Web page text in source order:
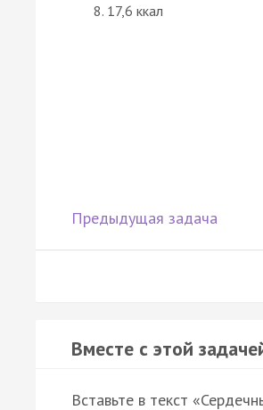
17,6 ккал
Предыдущая задача
Вместе с этой
Вставьте в текст